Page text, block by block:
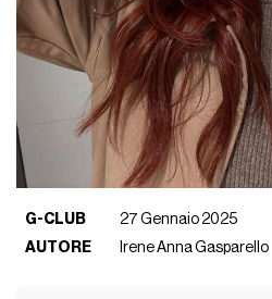
G-CLUB
27 Gennaio 2025
AUTORE
Irene Anna Gasparello